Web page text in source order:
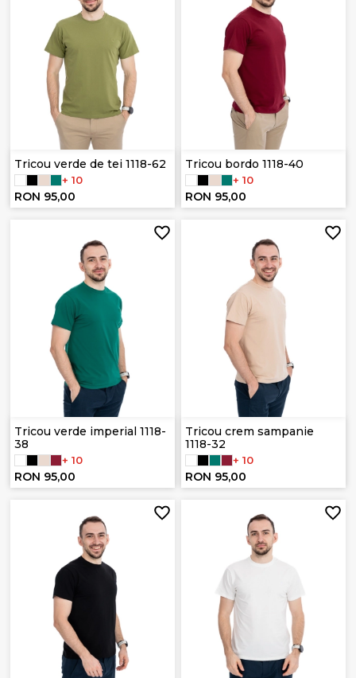
Tricou verde de tei 1118-62
+ 10
RON 95,00
Tricou bordo 1118-40
+ 10
RON 95,00
Tricou verde imperial 1118-
38
+ 10
RON 95,00
Tricou crem sampanie
1118-32
+ 10
RON 95,00